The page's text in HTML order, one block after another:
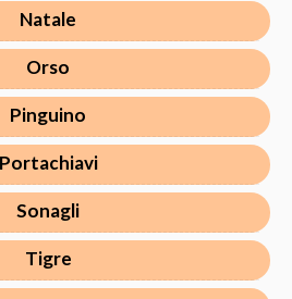
Natale
Orso
Pinguino
Portachiavi
Sonagli
Tigre